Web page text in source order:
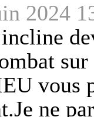
2024
vous
ne